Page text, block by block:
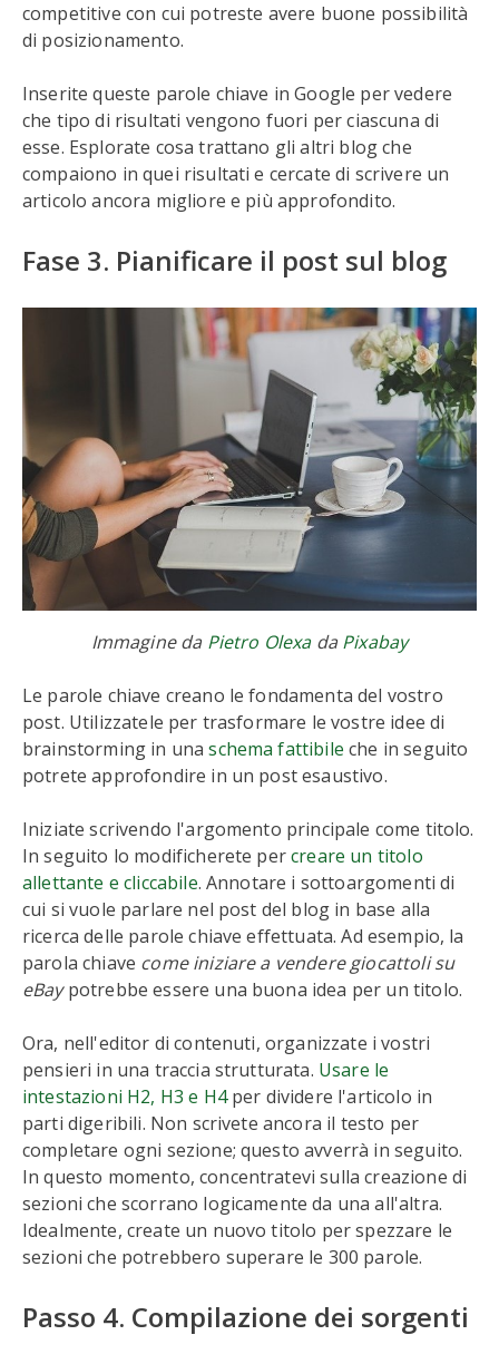
competitive con cui potreste avere buone possibilità
di posizionamento.
Inserite queste parole chiave in Google per vedere
che tipo di risultati vengono fuori per ciascuna di
esse. Esplorate cosa trattano gli altri blog che
compaiono in quei risultati e cercate di scrivere un
articolo ancora migliore e più approfondito.
Fase 3. Pianificare il post sul blog
Immagine da Pietro Olexada Pixabay
Le parole chiave creano le fondamenta del vostro
post. Utilizzatele per trasformare le vostre idee di
brainstorming in unaschema fattibile che in seguito
potrete approfondire in un post esaustivo.
Iniziate scrivendo l'argomento principale come titolo.
In seguito lo modificherete percreare un titolo
allettante e cliccabile. Annotare i sottoargomenti di
cui si vuole parlare nel post del blog in base alla
ricerca delle parole chiave effettuata. Ad esempio, la
parola chiave come iniziare a vendere giocattoli su
eBaypotrebbe essere una buona idea per un titolo.
Ora, nell'editor di contenuti, organizzate i vostri
pensieri in una traccia strutturata. Usare le
intestazioni H2, H3 e H4per dividere l'articolo in
parti digeribili. Non scrivete ancora il testo per
completare ogni sezione; questo avverrà in seguito.
In questo momento, concentratevi sulla creazione di
sezioni che scorrano logicamente da una all'altra.
Idealmente, create un nuovo titolo per spezzare le
sezioni che potrebbero superare le 300 parole.
Passo 4. Compilazione dei sorgenti